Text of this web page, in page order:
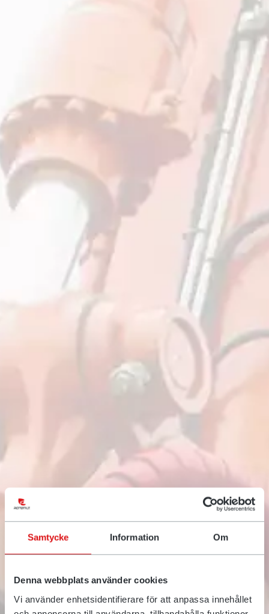
Samtycke Information Om
Denna webbplats använder cookies
Vi använder enhetsidentifierare för att anpassa innehållet
een beter resultaat
Rototilt® transformeert graafmachines tot